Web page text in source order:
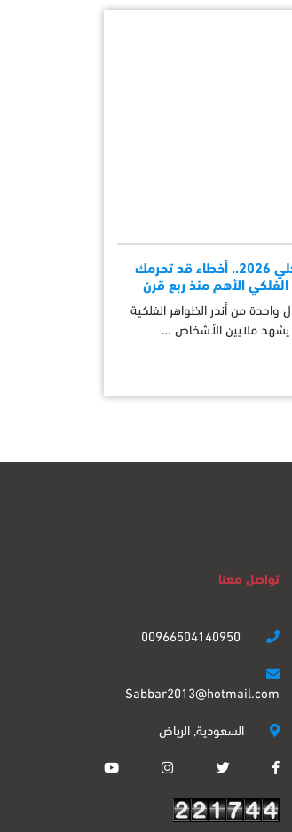
كسوف الشمس الكلي 2026.. أخطاء قد تحرمك
الأهم منذ ربع قرن
واحدة من أندر الظواهر الفلكية
يشهد ملايين الأشخاص …
تواصل معنا
Sabbar2013@hotmail.com
السعودية, الرياض